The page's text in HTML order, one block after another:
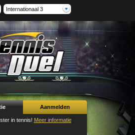
Internationaal 3
Aanmelden
in tennis! Meer informatie